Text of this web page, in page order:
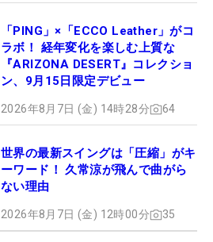
「PING」×「ECCO Leather」がコ
ラボ！ 経年変化を楽しむ上質な
『ARIZONA DESERT』コレクショ
ン、9月15日限定デビュー
2026年8月7日 (金) 14時28分 64
世界の最新スイングは「圧縮」がキ
ーワード！ 久常涼が飛んで曲がら
ない理由
2026年8月7日 (金) 12時00分 35